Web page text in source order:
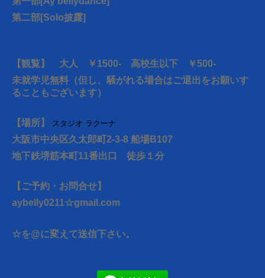
第二部[Solo披露]
【観覧】 大人 ￥1500- 高校生以下 ￥500-
未就学児無料（但し、騒がれる場合はご退出をお願いす
ることもございます）
【場所】 スタジオ ラクーナ
大阪市中央区久太郎町2-3-8 船場B107
地下鉄堺筋本町11番出口 徒歩１分
【ご予約・お問合せ】
aybelly0211☆gmail.com
☆を@に変えて送信下さい。